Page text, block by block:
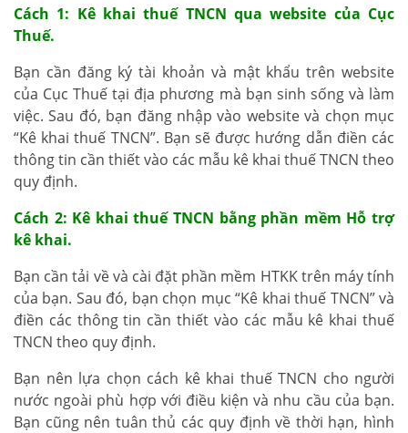
Cách 1: Kê khai thuế TNCN qua website của Cục
Thuế.
Bạn cần đăng ký tài khoản và mật khẩu trên website
của Cục Thuế tại địa phương mà bạn sinh sống và làm
việc. Sau đó, bạn đăng nhập vào website và chọn mục
“Kê khai thuế TNCN”. Bạn sẽ được hướng dẫn điền các
thông tin cần thiết vào các mẫu kê khai thuế TNCN theo
quy định.
Cách 2: Kê khai thuế TNCN bằng phần mềm Hỗ trợ
kê khai.
Bạn cần tải về và cài đặt phần mềm HTKK trên máy tính
của bạn. Sau đó, bạn chọn mục “Kê khai thuế TNCN” và
điền các thông tin cần thiết vào các mẫu kê khai thuế
TNCN theo quy định.
Bạn nên lựa chọn cách kê khai thuế TNCN cho người
nước ngoài phù hợp với điều kiện và nhu cầu của bạn.
Bạn cũng nên tuân thủ các quy định về thời hạn, hình